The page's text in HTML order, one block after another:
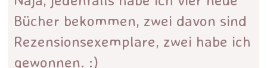
Bücher bekommen, zwei davon sind
Rezensionsexemplare, zwei habe ich
gewonnen. :)